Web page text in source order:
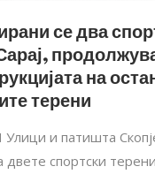
се два
на
терени
Улици и патишта
двете спортски